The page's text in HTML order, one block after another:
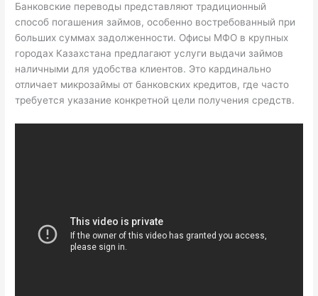
Банковские переводы представляют традиционный
способ погашения займов, особенно востребованный при
больших суммах задолженности. Офисы МФО в крупных
городах Казахстана предлагают услуги выдачи займов
наличными для удобства клиентов. Это кардинально
отличает микрозаймы от банковских кредитов, где часто
требуется указание конкретной цели получения средств.